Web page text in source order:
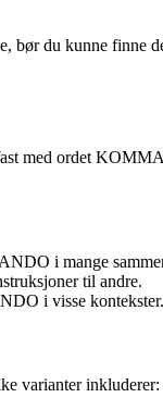
du kunne finne
med ordet
i mange
til andre.
i visse kontekster.
varianter inkluderer: